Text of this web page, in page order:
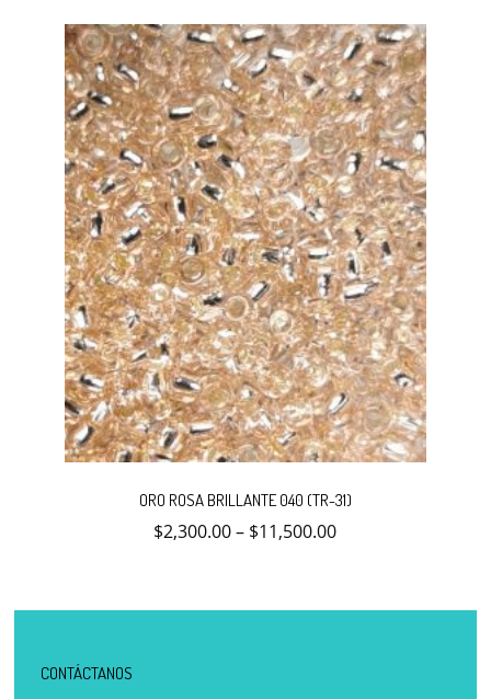
se
pueden
elegir
en
la
página
de
producto
tiene
múltiples
variantes.
pueden
ORO ROSA BRILLANTE 040 (TR-31)
$2,300.00– $11,500.00
CONTÁCTANOS